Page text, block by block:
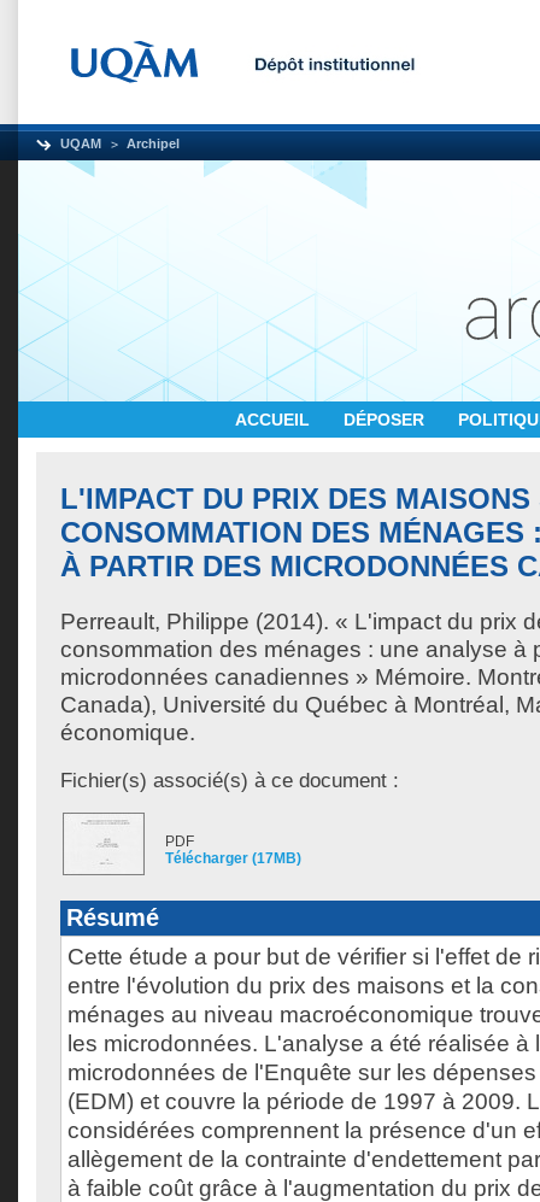
UQAM Archipel
ACCUEIL DÉPOSER
L'IMPACT DU PRIX DES MAISONS
CONSOMMATION DES MÉNAGES
À PARTIR DES MICRODONNÉES
Perreault, Philippe (2014). « L'impact du prix
consommation des ménages : une analyse à
microdonnées canadiennes » Mémoire.
Canada), Université du Québec à Montréal,
économique.
Fichier(s) associé(s) à ce document :
PDF
Télécharger (17MB)
Résumé
Cette étude a pour but de vérifier si l'effet de
entre l'évolution du prix des maisons et la
ménages au niveau macroéconomique
les microdonnées. L'analyse a été réalisée à
microdonnées de l'Enquête sur les
(EDM) et couvre la période de 1997 à 2009.
considérées comprennent la présence d'un
allègement de la contrainte d'endettement
à faible coût grâce à l'augmentation du prix